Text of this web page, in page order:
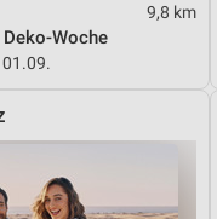
9,8 km
Woche